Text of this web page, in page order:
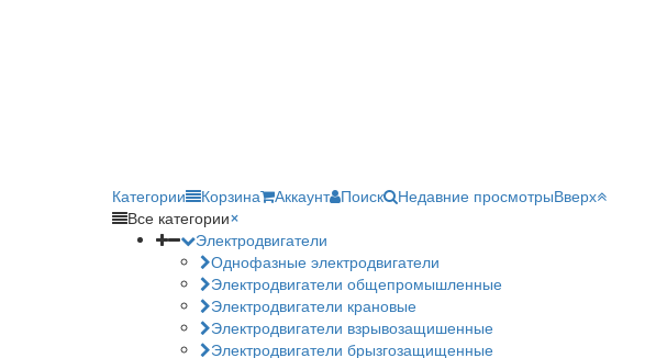
Категории Корзина Аккаунт Поиск Недавние просмотрыВверх
Все категории×
Электродвигатели
Однофазные электродвигатели
Электродвигатели общепромышленные
Электродвигатели крановые
Электродвигатели взрывозащишенные
Электродвигатели брызгозащищенные